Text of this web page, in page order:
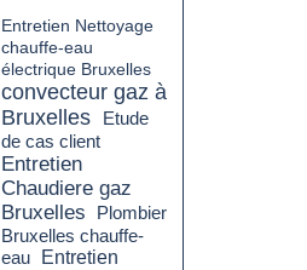
Entretien Nettoyage
chauffe-eau
électrique Bruxelles
convecteur gaz à
Bruxelles
Etude
de cas client
Entretien
Chaudiere gaz
Bruxelles
Plombier
Bruxelles chauffe-
eau
Entretien